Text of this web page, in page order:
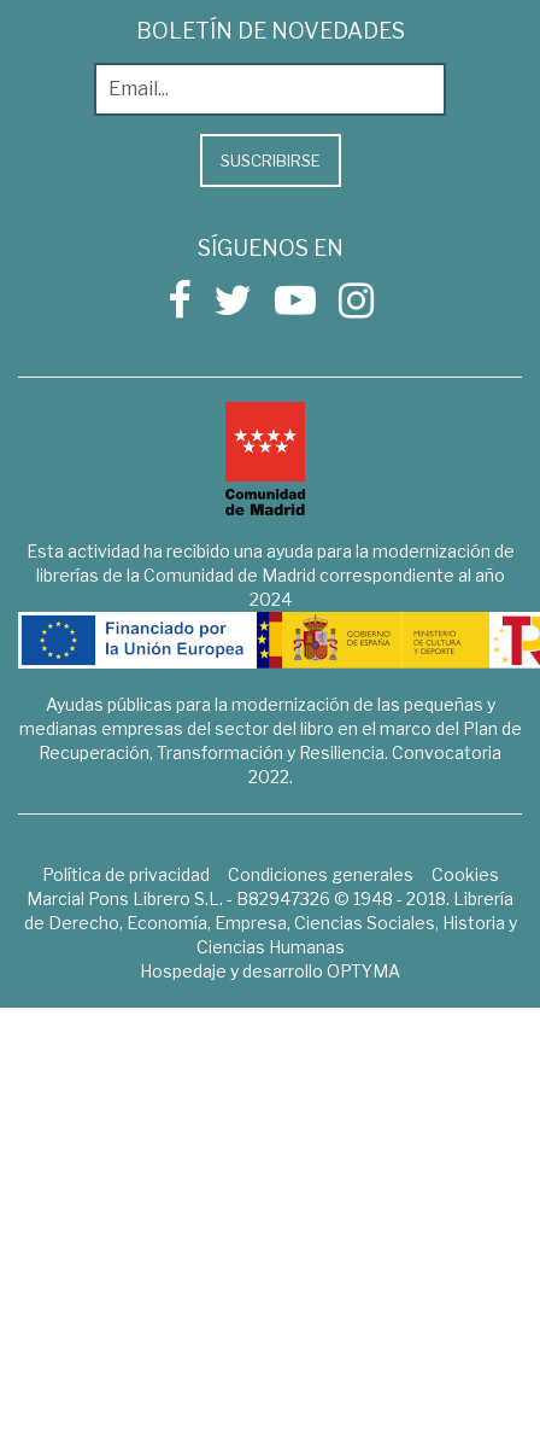
BOLETÍN DE NOVEDADES
SUSCRIBIRSE
SÍGUENOS EN
Esta actividad ha recibido una ayuda para la modernización de
librerías de la Comunidad de Madrid correspondiente al año
2024
Ayudas públicas para la modernización de las pequeñas y
medianas empresas del sector del libro en el marco del Plan de
Recuperación, Transformación y Resiliencia. Convocatoria
2022.
Política de privacidad Condiciones generales
Cookies
Marcial Pons Librero S.L. - B82947326 © 1948 - 2018. Librería
de Derecho, Economía, Empresa, Ciencias Sociales, Historia y
Ciencias Humanas
Hospedaje y desarrollo OPTYMA